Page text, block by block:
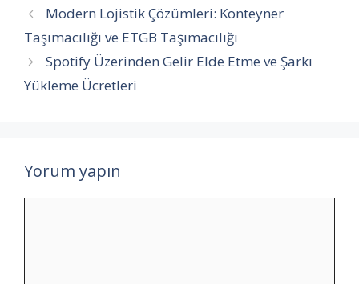
Modern Lojistik Çözümleri: Konteyner
Taşımacılığı ve ETGB Taşımacılığı
Spotify Üzerinden Gelir Elde Etme ve Şarkı
Yükleme Ücretleri
Yorum yapın